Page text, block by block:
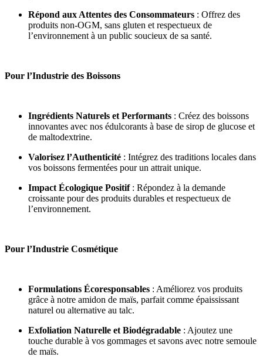
Répond aux Attentes des Consommateurs : Offrez des
produits non-OGM, sans gluten et respectueux de
l’environnement à un public soucieux de sa santé.
Pour l’Industrie des Boissons
Ingrédients Naturels et Performants : Créez des boissons
innovantes avec nos édulcorants à base de sirop de glucose et
de maltodextrine.
Valorisez l’Authenticité : Intégrez des traditions locales dans
vos boissons fermentées pour un attrait unique.
Impact Écologique Positif: Répondez à la demande
croissante pour des produits durables et respectueux de
l’environnement.
Pour l’Industrie Cosmétique
Formulations Écoresponsables : Améliorez vos produits
grâce à notre amidon de maïs, parfait comme épaississant
naturel ou alternative au talc.
Exfoliation Naturelle et Biodégradable : Ajoutez une
touche durable à vos gommages et savons avec notre semoule
de maïs.